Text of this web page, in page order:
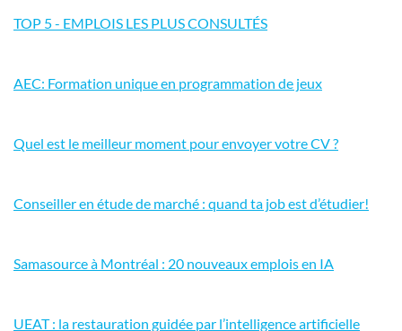
TOP 5 - EMPLOIS LES PLUS CONSULTÉS
AEC: Formation unique en programmation de jeux
Quel est le meilleur moment pour envoyer votre CV ?
Conseiller en étude de marché : quand ta job est d’étudier!
Samasource à Montréal : 20 nouveaux emplois en IA
UEAT : la restauration guidée par l’intelligence artificielle